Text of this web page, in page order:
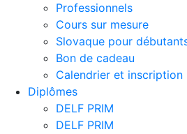
Professionnels
Cours sur mesure
Slovaque pour
Bon de cadeau
Calendrier et inscription
Diplômes
DELF PRIM
DELF PRIM